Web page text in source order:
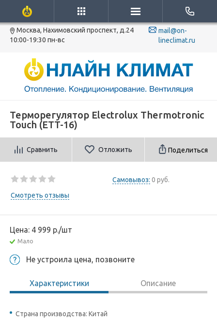
Москва, Нахимовский проспект, д.24
10:00-19:30 пн-вс
mail@on-
lineclimat.ru
Терморегулятор Electrolux Thermotronic
Touch (ETT-16)
Сравнить Отложить Поделиться
Самовывоз: 0 руб.
Смотреть отзывы
Цена: 4 999 р./шт
Мало
Не устроила цена, позвоните
Характеристики Описание
Страна производства: Китай